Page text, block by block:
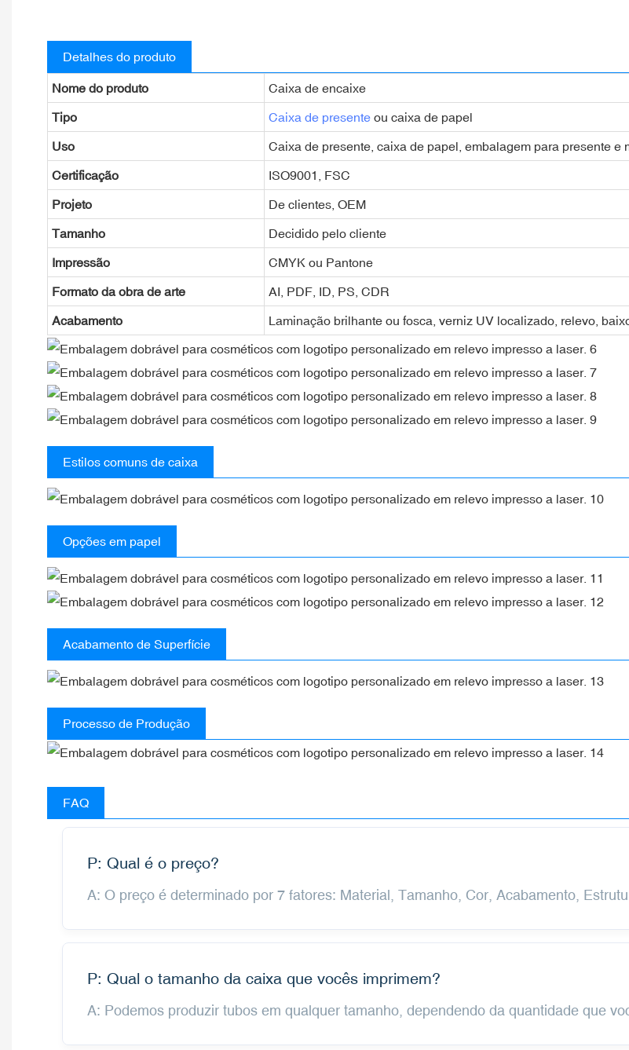
Detalhes do produto
Nome do produto Caixa de encaixe
Tipo Caixa de presenteou caixa de papel
Uso Caixa de presente, caixa de papel, embalagem para presente e
Certificação ISO9001, FSC
Projeto De clientes, OEM
Tamanho Decidido pelo cliente
Impressão CMYK ou Pantone
Formato da obra de arte AI, PDF, ID, PS, CDR
Acabamento Laminação brilhante ou fosca, verniz UV localizado, relevo,
Estilos comuns de caixa
Opções em papel
Acabamento de Superfície
Processo de Produção
FAQ
P: Qual é o preço?
A: O preço é determinado por 7 fatores: Material, Tamanho, Cor, Acabamento,
P: Qual o tamanho da caixa que vocês imprimem?
A: Podemos produzir tubos em qualquer tamanho, dependendo da quantidade que